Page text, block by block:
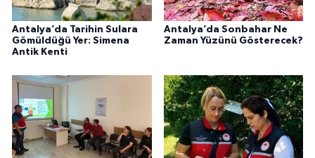
Antalya’da Tarihin Sulara
Gömüldüğü Yer: Simena
Antik Kenti
Antalya’da Sonbahar Ne
Zaman Yüzünü Gösterecek?